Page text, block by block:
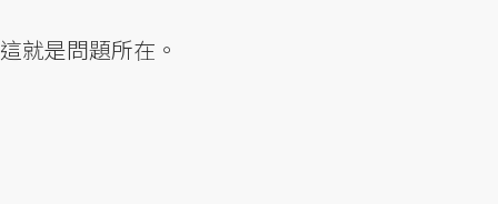
這就是問題所在。